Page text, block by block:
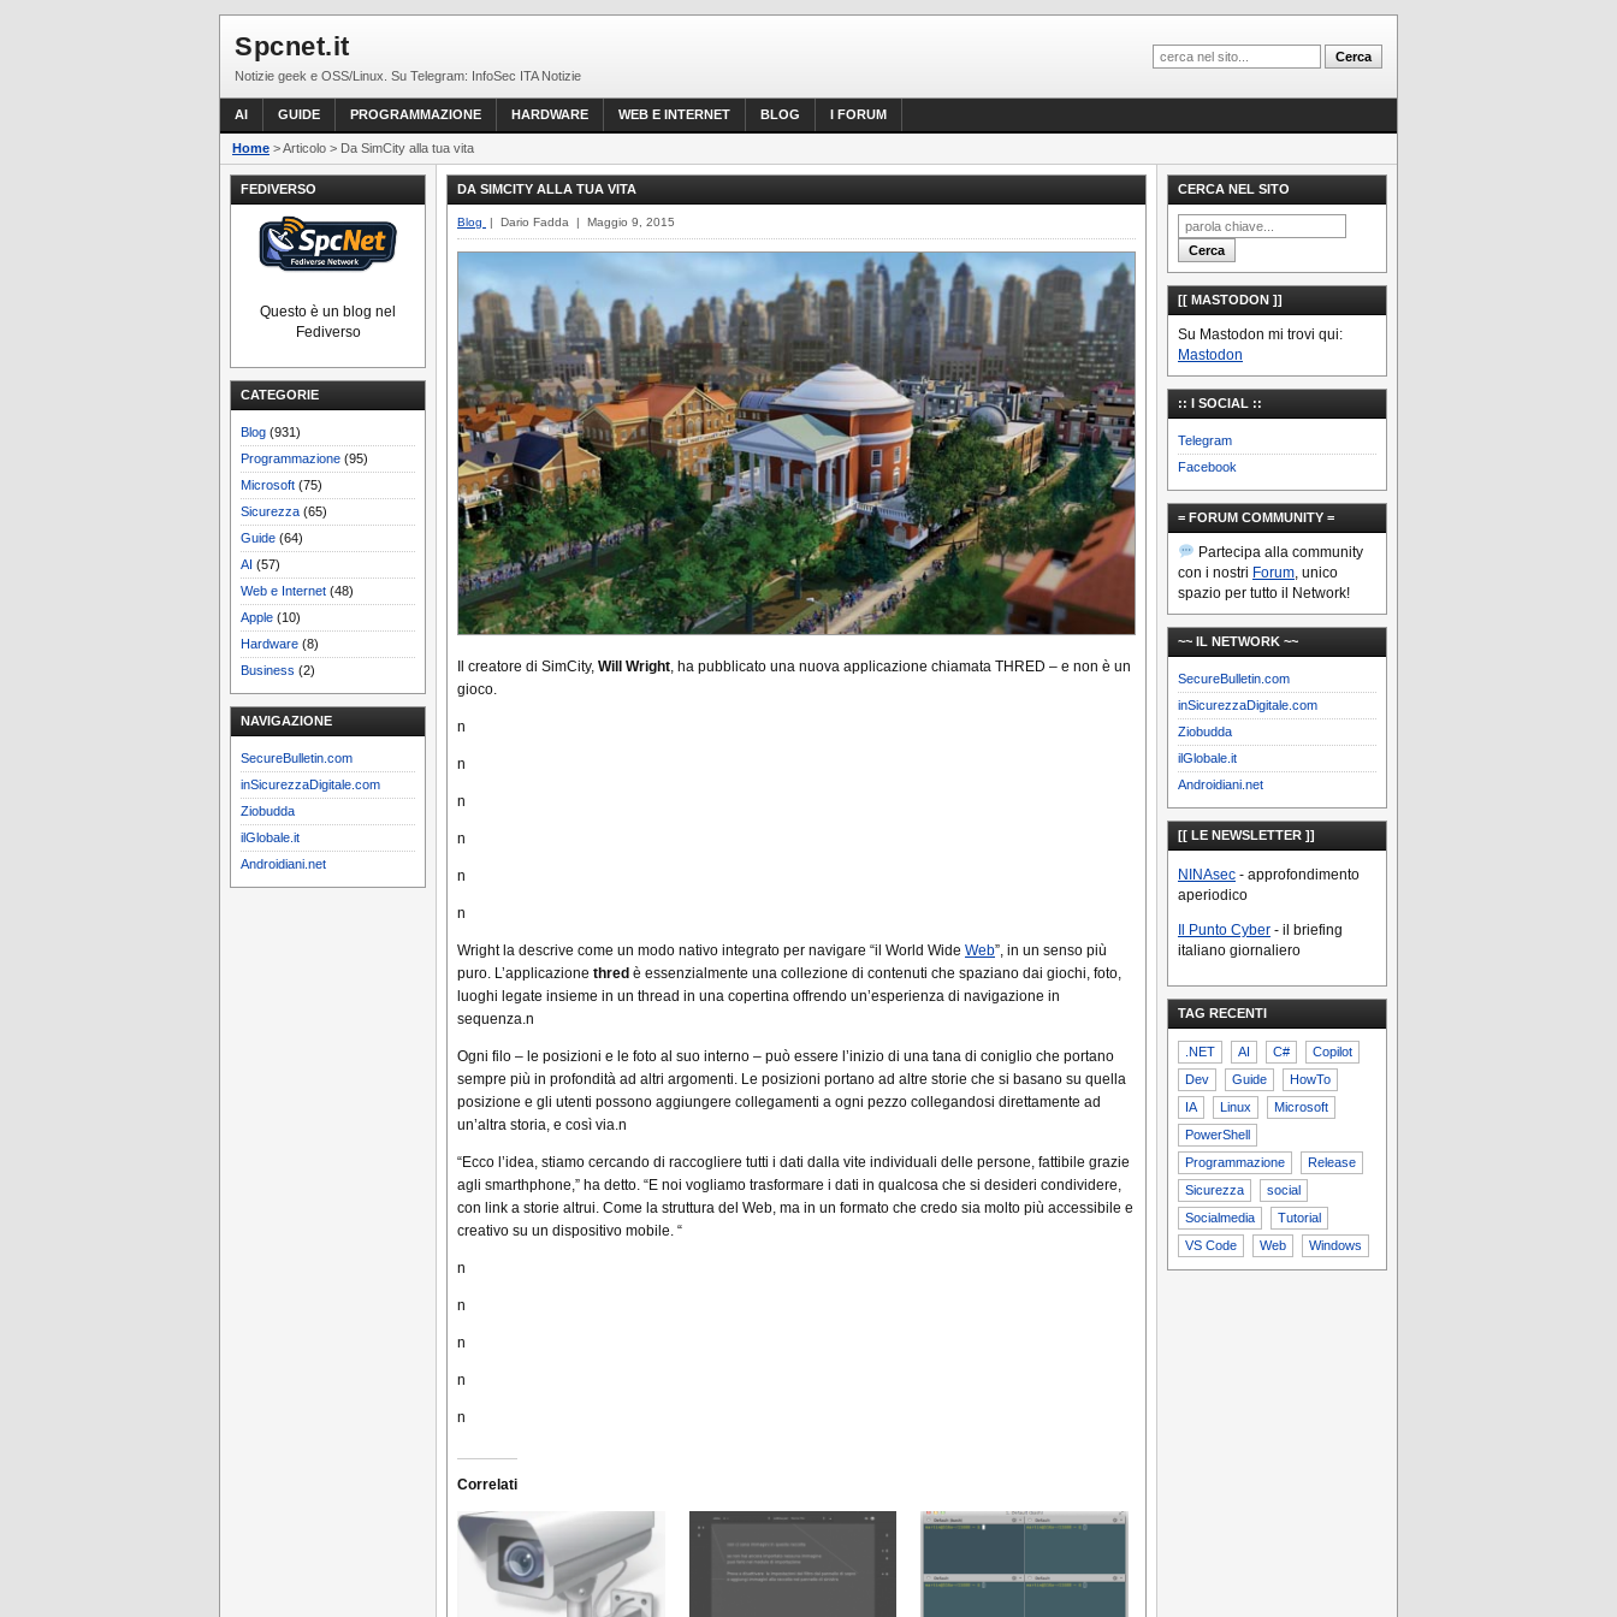
Spcnet.it
Notizie geek e OSS/Linux. Su Telegram: InfoSec ITA Notizie
AI GUIDE PROGRAMMAZIONE HARDWARE WEB E INTERNET BLOG I FORUM
Home > Articolo > Da SimCity alla tua vita
FEDIVERSO
Questo è un blog nel
Fediverso
CATEGORIE
Blog (931)
Programmazione (95)
Microsoft (75)
Sicurezza (65)
Guide (64)
AI (57)
Web e Internet (48)
Apple (10)
Hardware (8)
Business (2)
NAVIGAZIONE
SecureBulletin.com
inSicurezzaDigitale.com
Ziobudda
ilGlobale.it
Androidiani.net
DA SIMCITY ALLA TUA VITA
Blog | Dario Fadda | Maggio 9, 2015
Il creatore di SimCity, Will Wright , ha pubblicato una nuova applicazione chiamata THRED – e non è un
gioco.
n
n
n
n
n
n
Wright la descrive come un modo nativo integrato per navigare “il World Wide Web”, in un senso più
puro. L’applicazione thred è essenzialmente una collezione di contenuti che spaziano dai giochi, foto,
luoghi legate insieme in un thread in una copertina offrendo un’esperienza di navigazione in
sequenza.n
Ogni filo – le posizioni e le foto al suo interno – può essere l’inizio di una tana di coniglio che portano
sempre più in profondità ad altri argomenti. Le posizioni portano ad altre storie che si basano su quella
posizione e gli utenti possono aggiungere collegamenti a ogni pezzo collegandosi direttamente ad
un’altra storia, e così via.n
“Ecco l’idea, stiamo cercando di raccogliere tutti i dati dalla vite individuali delle persone, fattibile grazie
agli smarthphone,” ha detto. “E noi vogliamo trasformare i dati in qualcosa che si desideri condividere,
con link a storie altrui. Come la struttura del Web, ma in un formato che credo sia molto più accessibile e
creativo su un dispositivo mobile. “
n
n
n
n
n
Correlati
CERCA NEL SITO
[[ MASTODON ]]
Su Mastodon mi trovi qui:
Mastodon
:: I SOCIAL ::
Telegram
Facebook
= FORUM COMMUNITY =
Partecipa alla community
con i nostri Forum, unico
spazio per tutto il Network!
~~ IL NETWORK ~~
SecureBulletin.com
inSicurezzaDigitale.com
Ziobudda
ilGlobale.it
Androidiani.net
[[ LE NEWSLETTER ]]
NINAsec - approfondimento
aperiodico
Il Punto Cyber - il briefing
italiano giornaliero
TAG RECENTI
.NET AI C#
Copilot
Dev
Guide
HowTo
IA
Linux
Microsoft
PowerShell
Programmazione
Release
Sicurezza
social
Socialmedia
Tutorial
VS Code
Web Windows